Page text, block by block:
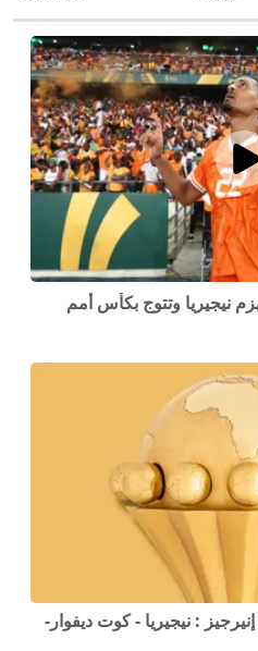
نيجيريا وتتوج بكأس أمم
نهائي كأس أمم إفريقيا توتال إنيرجيز : نيجيريا - كوت ديفوار-